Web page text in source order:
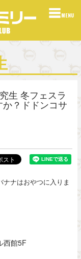
MENU
生 冬フェスラ
？ドドンコサ
ナナはおやつに入りま
西館5F